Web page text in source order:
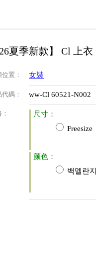
26夏季新款】 Cl 上衣
位置 ： 女裝
代碼 ： ww-Cl 60521-N002
：
尺寸：
Freesize
颜色：
백멜란